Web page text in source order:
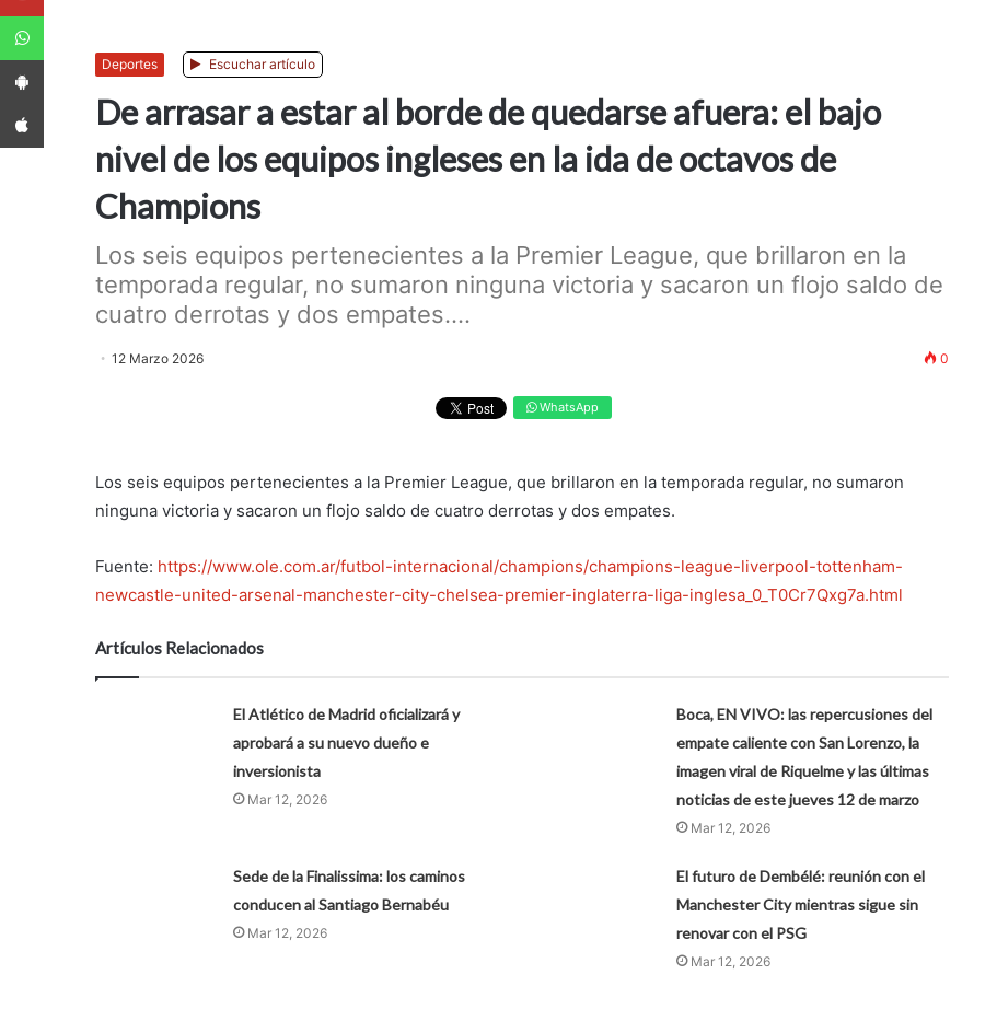
Deportes Escuchar artículo
De arrasar a estar al borde de quedarse afuera: el bajo
nivel de los equipos ingleses en la ida de octavos de
Champions
Los seis equipos pertenecientes a la Premier League, que brillaron en la
temporada regular, no sumaron ninguna victoria y sacaron un flojo saldo de
cuatro derrotas y dos empates....
12 Marzo 2026 0
WhatsApp
Los seis equipos pertenecientes a la Premier League, que brillaron en la temporada regular, no sumaron
ninguna victoria y sacaron un flojo saldo de cuatro derrotas y dos empates.
Fuente: https://www.ole.com.ar/futbol-internacional/champions/champions-league-liverpool-tottenham-
newcastle-united-arsenal-manchester-city-chelsea-premier-inglaterra-liga-inglesa_0_T0Cr7Qxg7a.html
Artículos Relacionados
El Atlético de Madrid oficializará y
aprobará a su nuevo dueño e
inversionista
Mar 12, 2026
Boca, EN VIVO: las repercusiones del
empate caliente con San Lorenzo, la
imagen viral de Riquelme y las últimas
noticias de este jueves 12 de marzo
Mar 12, 2026
Sede de la Finalissima: los caminos
conducen al Santiago Bernabéu
Mar 12, 2026
El futuro de Dembélé: reunión con el
Manchester City mientras sigue sin
renovar con el PSG
Mar 12, 2026
App Android